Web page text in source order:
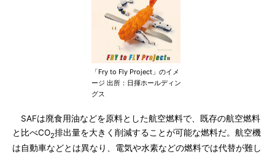
「Fry to Fly Project」のイメ
ージ 出所：日揮ホールディン
グス
SAFは廃食用油などを原料とした航空燃料で、既存の航空燃料
と比べCO2排出量を大きく削減することが可能な燃料だ。航空機
は自動車などとは異なり、電気や水素などの燃料では代替が難し